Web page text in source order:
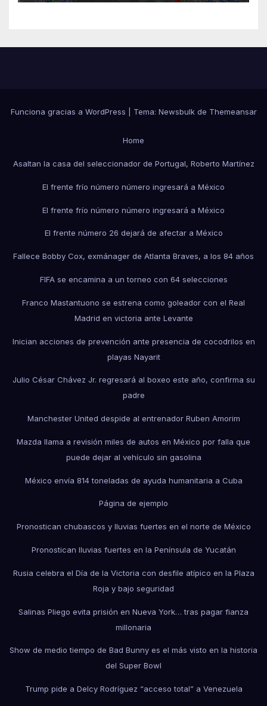
Funciona gracias a WordPress Tema: Newsbulkde Themeansar
Home
Asaltan la casa del seleccionador de Portugal, Roberto Martínez
El frente frío número número ingresará a México
El frente frío número número ingresará a México
El frente número 26 dejará de afectar a México
Fallece Bobby Cox, exmánager de Atlanta Braves, a los 84 años
FIFA se encamina a un torneo con 64 selecciones
Franco Mastantuono se estrena como goleador con el Real
Madrid en victoria ante Levante
Inician acciones de prevención ante presencia de cocodrilos en
playas Nayarit
Julio César Chávez Jr. regresará al boxeo este año, confirma su
padre
Manchester United despide al entrenador Ruben Amorim
Mazda llama a revisión miles de autos en México por falla que
puede dejar al vehículo sin gasolina
México envía 814 toneladas de ayuda humanitaria a Cuba
Página de ejemplo
Pronostican chubascos y lluvias fuertes en el norte de México
Pronostican lluvias fuertes en la Península de Yucatán
Rusia celebra el Día de la Victoria con desfile atípico en la Plaza
Roja y bajo seguridad
Salinas Pliego evita prisión en Nueva York… tras pagar fianza
millonaria
Show de medio tiempo de Bad Bunny es el más visto en la historia
del Super Bowl
Trump pide a Delcy Rodríguez “acceso total” a Venezuela